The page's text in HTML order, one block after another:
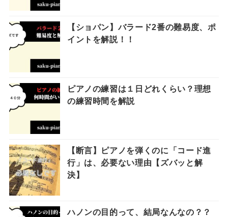
【ショパン】バラード2番の難易度、ポ
イントを解説！！
ピアノの練習は１日どれくらい？理想
の練習時間を解説
【断言】ピアノを弾くのに「コード進
行」は、必要ない理由【ズバッと解
決】
ハノンの目的って、結局なんなの？？